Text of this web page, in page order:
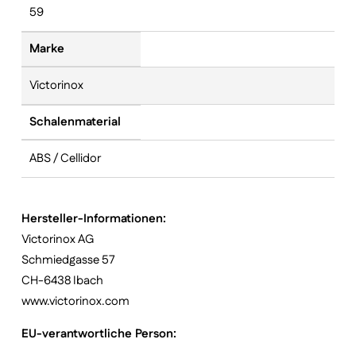
59
Marke
Victorinox
Schalenmaterial
ABS / Cellidor
Hersteller-Informationen:
Victorinox AG
Schmiedgasse 57
CH-6438 Ibach
www.victorinox.com
EU-verantwortliche Person: